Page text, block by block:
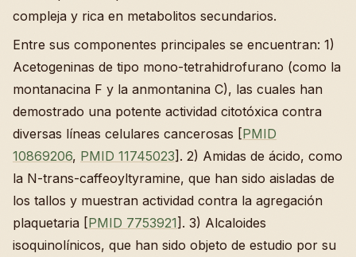
compleja y rica en metabolitos secundarios.
Entre sus componentes principales se encuentran: 1)
Acetogeninas de tipo mono-tetrahidrofurano (como la
montanacina F y la anmontanina C), las cuales han
demostrado una potente actividad citotóxica contra
diversas líneas celulares cancerosas [PMID
10869206, PMID 11745023]. 2) Amidas de ácido, como
la N-trans-caffeoyltyramine, que han sido aisladas de
los tallos y muestran actividad contra la agregación
plaquetaria [PMID 7753921]. 3) Alcaloides
isoquinolínicos, que han sido objeto de estudio por su